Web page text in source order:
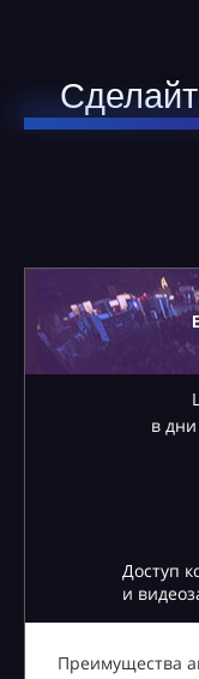
в
Доступ
и
Преимущества